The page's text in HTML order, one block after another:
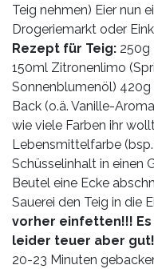
Teig nehmen) Eier nun
Drogeriemarkt oder
Rezept für Teig: 250g
150ml Zitronenlimo
Sonnenblumenöl) 420g
Back (o.ä. Vanille-
wie viele Farben ihr
Lebensmittelfarbe
Schüsselinhalt in einen
Beutel eine Ecke
Sauerei den Teig in die
vorher einfetten!!! Es
leider teuer aber gut!
20-23 Minuten